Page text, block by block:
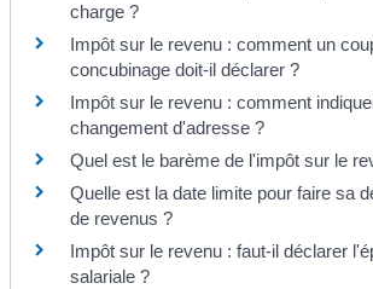
charge ?
Impôt sur le revenu : comment un
concubinage doit-il déclarer ?
Impôt sur le revenu : comment
changement d'adresse ?
Quel est le barème de l'impôt sur le
Quelle est la date limite pour faire sa
de revenus ?
Impôt sur le revenu : faut-il déclarer
salariale ?